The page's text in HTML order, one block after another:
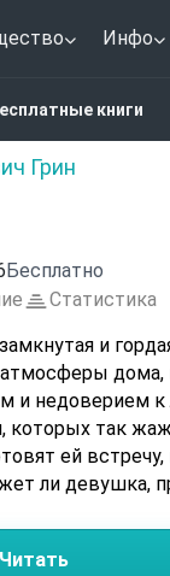
Инфо
книги
Грин
Бесплатно
Статистика
и
и недоверием
которых так
ей
ли девушка,
на зов
Читать